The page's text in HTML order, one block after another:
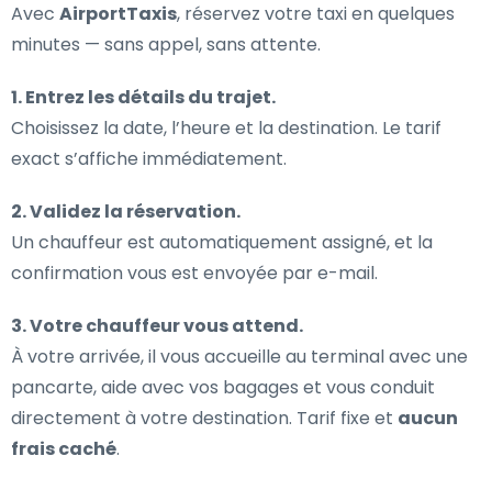
Avec AirportTaxis, réservez votre taxi en quelques
minutes — sans appel, sans attente.
1. Entrez les détails du trajet.
Choisissez la date, l’heure et la destination. Le tarif
exact s’affiche immédiatement.
2. Validez la réservation.
Un chauffeur est automatiquement assigné, et la
confirmation vous est envoyée par e-mail.
3. Votre chauffeur vous attend.
À votre arrivée, il vous accueille au terminal avec une
pancarte, aide avec vos bagages et vous conduit
directement à votre destination. Tarif fixe et aucun
frais caché.